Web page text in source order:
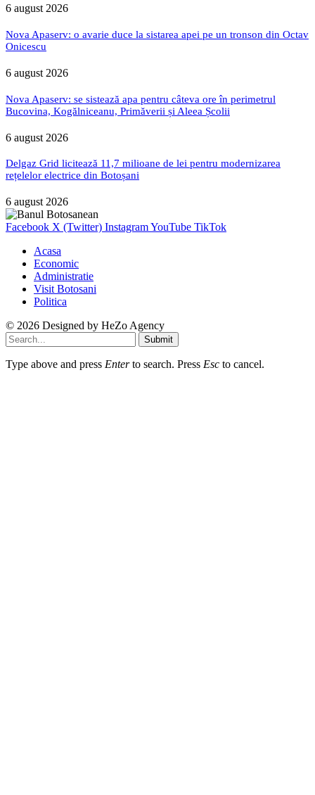
6 august 2026
Nova Apaserv: o avarie duce la sistarea apei pe un tronson din Octav
Onicescu
6 august 2026
Nova Apaserv: se sistează apa pentru câteva ore în perimetrul
Bucovina, Kogălniceanu, Primăverii și Aleea Școlii
6 august 2026
Delgaz Grid licitează 11,7 milioane de lei pentru modernizarea
rețelelor electrice din Botoșani
6 august 2026
Facebook X (Twitter) InstagramYouTube TikTok
Acasa
Economic
Administratie
Visit Botosani
Politica
© 2026 Designed by HeZo Agency
Submit
Type above and press Enterto search. Press Esc to cancel.